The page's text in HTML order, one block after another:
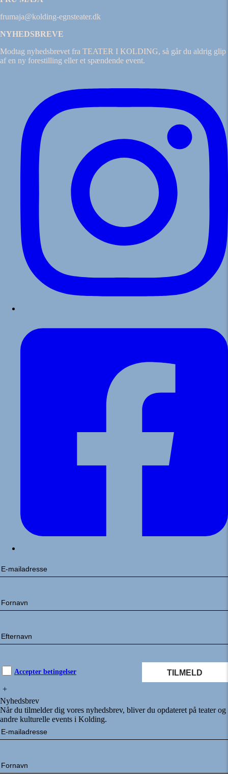
frumaja@kolding-egnsteater.dk
NYHEDSBREVE
Modtag nyhedsbrevet fra TEATER I KOLDING, så går du aldrig glip
af en ny forestilling eller et spændende event.
Accepter betingelser
+
Nyhedsbrev
Når du tilmelder dig vores nyhedsbrev, bliver du opdateret på teater og
andre kulturelle events i Kolding.